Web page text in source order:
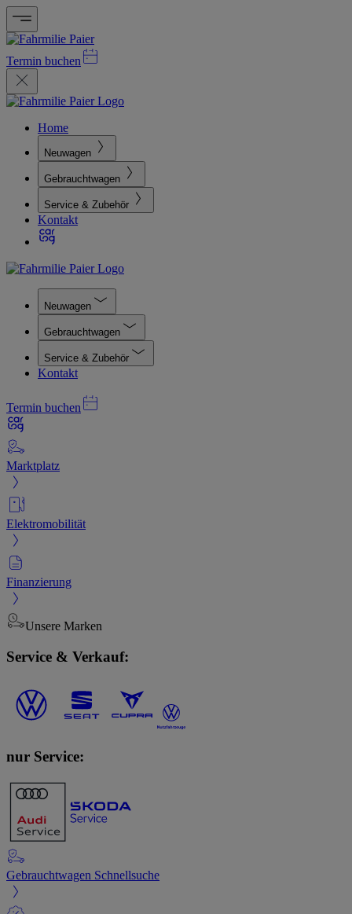
Termin buchen
Home
Neuwagen
Gebrauchtwagen
Service & Zubehör
Kontakt
Neuwagen
Gebrauchtwagen
Service & Zubehör
Kontakt
Termin buchen
Marktplatz
Elektromobilität
Finanzierung
Unsere Marken
Service & Verkauf:
nur Service:
Gebrauchtwagen Schnellsuche